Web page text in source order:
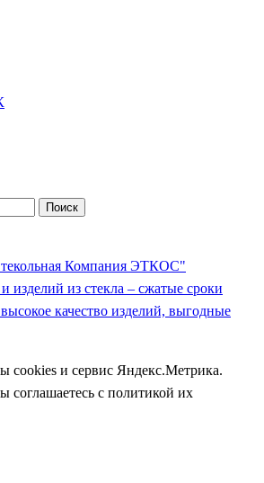
Компания ЭТКОС"
изделий из стекла – сжатые сроки
качество изделий, выгодные
cookies и сервис Яндекс.Метрика.
соглашаетесь с политикой их